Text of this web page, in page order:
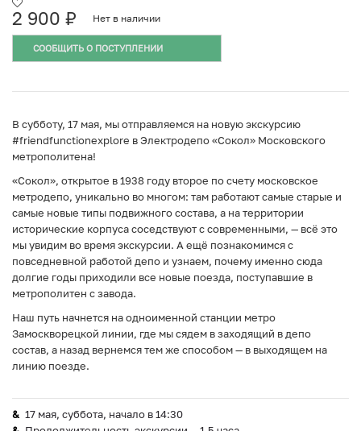
2 900 ₽ Нет в наличии
СООБЩИТЬ О ПОСТУПЛЕНИИ
В субботу, 17 мая, мы отправляемся на новую экскурсию
#friendfunctionexplore в Электродепо «Сокол» Московского
метрополитена!
«Сокол», открытое в 1938 году второе по счету московское
метродепо, уникально во многом: там работают самые старые и
самые новые типы подвижного состава, а на территории
исторические корпуса соседствуют с современными, — всё это
мы увидим во время экскурсии. А ещё познакомимся с
повседневной работой депо и узнаем, почему именно сюда
долгие годы приходили все новые поезда, поступавшие в
метрополитен с завода.
Наш путь начнется на одноименной станции метро
Замоскворецкой линии, где мы сядем в заходящий в депо
состав, а назад вернемся тем же способом — в выходящем на
линию поезде.
17 мая, суббота, начало в 14:30